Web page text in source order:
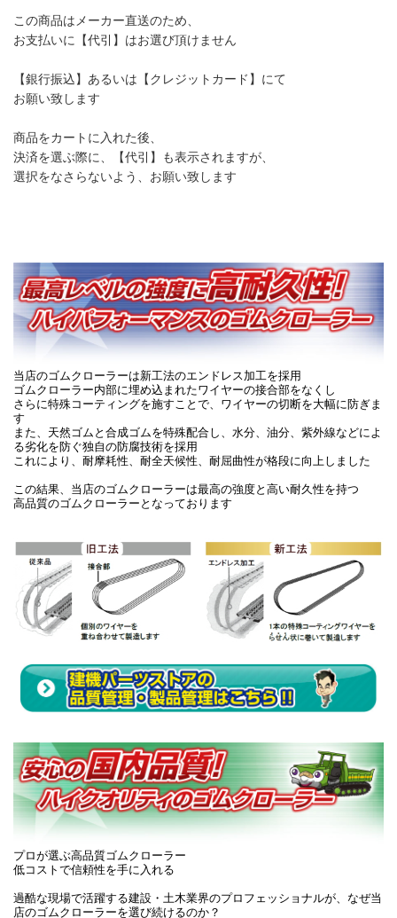
この商品はメーカー直送のため、
お支払いに【代引】はお選び頂けません
【銀行振込】あるいは【クレジットカード】にて
お願い致します
商品をカートに入れた後、
決済を選ぶ際に、【代引】も表示されますが、
選択をなさらないよう、お願い致します
当店のゴムクローラーは新工法のエンドレス加工を採用
ゴムクローラー内部に埋め込まれたワイヤーの接合部をなくし
さらに特殊コーティングを施すことで、ワイヤーの切断を大幅に防ぎま
す
また、天然ゴムと合成ゴムを特殊配合し、水分、油分、紫外線などによ
る劣化を防ぐ独自の防腐技術を採用
これにより、耐摩耗性、耐全天候性、耐屈曲性が格段に向上しました
この結果、当店のゴムクローラーは最高の強度と高い耐久性を持つ
高品質のゴムクローラーとなっております
プロが選ぶ高品質ゴムクローラー
低コストで信頼性を手に入れる
過酷な現場で活躍する建設・土木業界のプロフェッショナルが、なぜ当
店のゴムクローラーを選び続けるのか？